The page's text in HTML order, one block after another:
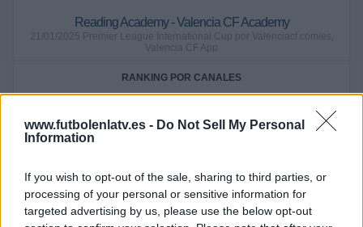
www.futbolenlatv.es - Do Not Sell My Personal
Information
If you wish to opt-out of the sale, sharing to third parties, or
processing of your personal or sensitive information for
targeted advertising by us, please use the below opt-out
Reading Academy - Valencia CF Academy
21/01/2025 Premier League International Cup por Valenciacf.com/es,
Valencia CF App
RANKING POR CANALES
LFCTV GO
1 (20%)
Valenciacf.com/es
Ver ranking completo